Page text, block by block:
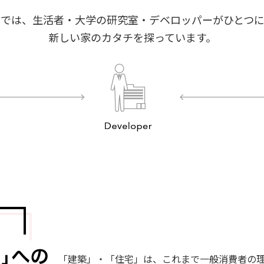
は、生活者・大学の研究室・デベロッパーがひとつ
新しい家のカタチを探っています。
「建築」・「住宅」は、これまで一般消費者